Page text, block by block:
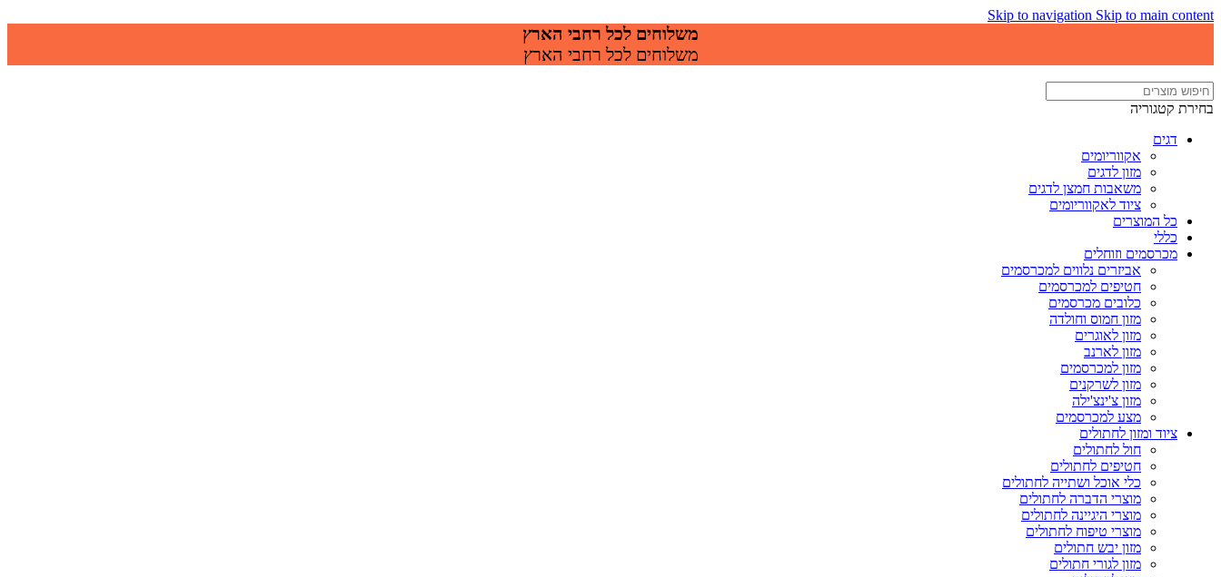
Skip to navigation Skip to main content
משלוחים לכל רחבי הארץ
משלוחים לכל רחבי הארץ
בחירת קטגוריה
דגים
אקווריומים
מזון לדגים
משאבות חמצן לדגים
ציוד לאקווריומים
כל המוצרים
כללי
מכרסמים וזוחלים
אביזרים נלווים למכרסמים
חטיפים למכרסמים
כלובים מכרסמים
מזון חמוס וחולדה
מזון לאוגרים
מזון לארנב
מזון למכרסמים
מזון לשרקנים
מזון צ'ינצ'ילה
מצע למכרסמים
ציוד ומזון לחתולים
חול לחתולים
חטיפים לחתולים
כלי אוכל ושתייה לחתולים
מוצרי הדברה לחתולים
מוצרי היגיינה לחתולים
מוצרי טיפוח לחתולים
מזון יבש חתולים
מזון לגורי חתולים